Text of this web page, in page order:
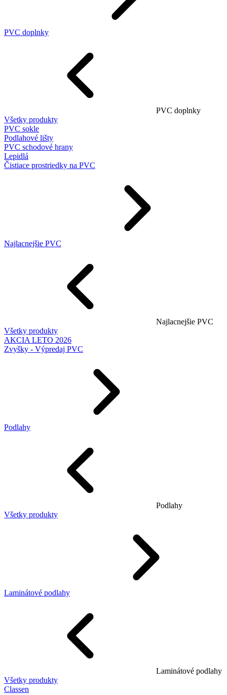
PVC doplnky
PVC doplnky
Všetky produkty
PVC sokle
Podlahové lišty
PVC schodové hrany
Lepidlá
Čistiace prostriedky na PVC
Najlacnejšie PVC
Najlacnejšie PVC
Všetky produkty
AKCIA LETO 2026
Zvyšky - Výpredaj PVC
Podlahy
Podlahy
Všetky produkty
Laminátové podlahy
Laminátové podlahy
Všetky produkty
Classen